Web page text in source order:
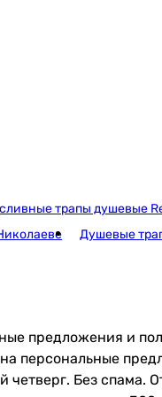
сливные трапы душевые
Душевые
предложения и
персональные
четверг. Без спама.